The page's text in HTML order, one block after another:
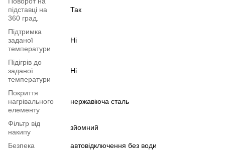
підставці на
360 град.
Так
Підтримка
заданої
температури
Ні
Підігрів до
заданої
температури
Ні
Покриття
нагрівального
елементу
нержавіюча сталь
Фільтр від
накипу
зйомний
Безпека
автовідключення без води